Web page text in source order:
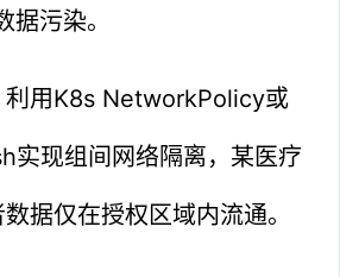
据污染。
利用K8s NetworkPolicy或
实现组间网络隔离，某医疗
据仅在授权区域内流通。